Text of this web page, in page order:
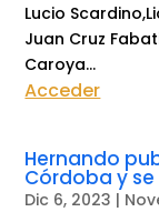
Lucio
Juan Cruz
Caroya...
Acceder
Hernando
Córdoba y se
Dic 6, 2023 |